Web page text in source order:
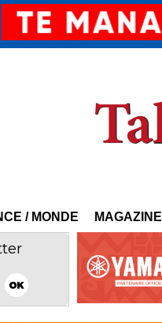
/ MONDE MAGAZINE